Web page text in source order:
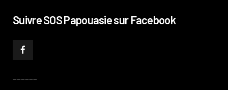
Suivre SOS Papouasie sur Facebook